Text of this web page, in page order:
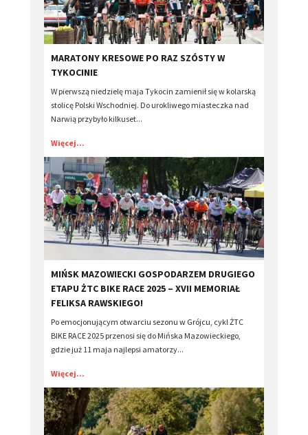
​MARATONY KRESOWE PO RAZ SZÓSTY W
TYKOCINIE
W pierwszą niedzielę maja Tykocin zamienił się w kolarską
stolicę Polski Wschodniej. Do urokliwego miasteczka nad
Narwią przybyło kilkuset...
Więcej...
​MIŃSK MAZOWIECKI GOSPODARZEM DRUGIEGO
ETAPU ŻTC BIKE RACE 2025 – XVII MEMORIAŁ
FELIKSA RAWSKIEGO!
Po emocjonującym otwarciu sezonu w Grójcu, cykl ŻTC
BIKE RACE 2025 przenosi się do Mińska Mazowieckiego,
gdzie już 11 maja najlepsi amatorzy...
Więcej...